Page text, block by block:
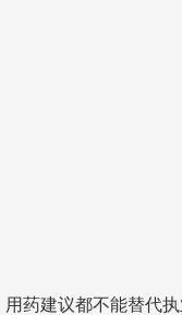
药建议都不能替代